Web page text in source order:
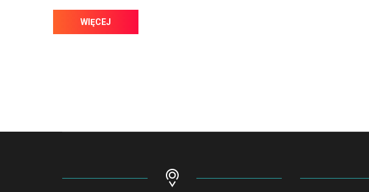
WIĘCEJ